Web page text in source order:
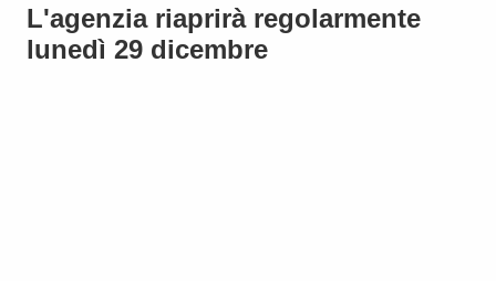
L'agenzia riaprirà regolarmente
lunedì 29 dicembre